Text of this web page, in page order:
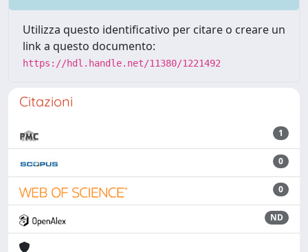
Utilizza questo identificativo per citare o creare un
link a questo documento:
https://hdl.handle.net/11380/1221492
Citazioni
1
0
0
ND